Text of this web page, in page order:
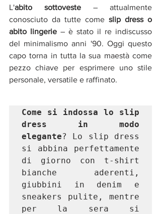
L'abito sottoveste – attualmente
conosciuto da tutte come slip dress o
abito lingerie – è stato il re indiscusso
del minimalismo anni '90. Oggi questo
capo torna in tutta la sua maestà come
pezzo chiave per esprimere uno stile
personale, versatile e raffinato.
Come si indossa lo slip
dress in modo
elegante? Lo slip dress
si abbina perfettamente
di giorno con t-shirt
bianche aderenti,
giubbini in denim e
sneakers pulite, mentre
per la sera si